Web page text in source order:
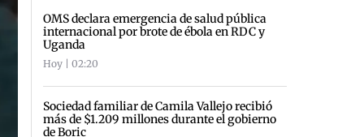
OMS declara emergencia de salud pública
internacional por brote de ébola en RDC y
Uganda
Hoy | 02:20
Sociedad familiar de Camila Vallejo recibió
más de $1.209 millones durante el gobierno
de Boric